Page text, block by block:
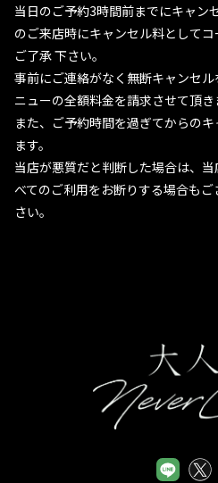
当日のご予約3時間前までにキャン
のご来店時にキャンセル料として
ご了承 下さい。
事前にご連絡がなく無断キャンセ
ニューの全額料金を請求させて頂き
また、ご予約時間を過ぎてからの
ます。
当店が悪質だと判断した場合は、
べてのご利用をお断りする場合も
さい。